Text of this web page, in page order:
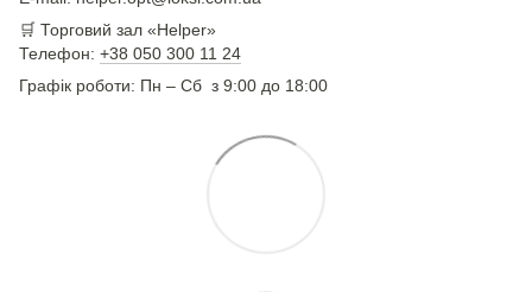
🛒 Торговий зал «Helper»
Телефон: +38 050 300 11 24
Графік роботи: Пн – Сб з 9:00 до 18:00